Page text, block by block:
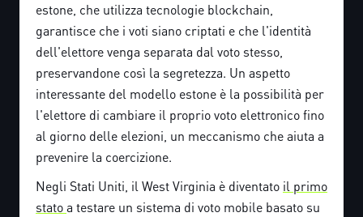
estone, che utilizza tecnologie blockchain,
garantisce che i voti siano criptati e che l'identità
dell'elettore venga separata dal voto stesso,
preservandone così la segretezza. Un aspetto
interessante del modello estone è la possibilità per
l'elettore di cambiare il proprio voto elettronico fino
al giorno delle elezioni, un meccanismo che aiuta a
prevenire la coercizione.
Negli Stati Uniti, il West Virginia è diventato il primo
statoa testare un sistema di voto mobile basato su